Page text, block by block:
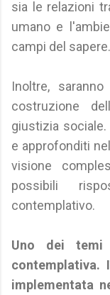
sia le relazioni
umano e
campi del sapere.
Inoltre,
costruzione
giustizia
e approfonditi
visione
possibili
contemplativo.
Uno dei temi
contemplativa.
implementata